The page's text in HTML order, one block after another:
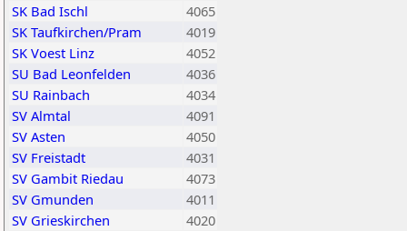
SK Bad Ischl
4065
SK Taufkirchen/Pram
4019
SK Voest Linz
4052
SU Bad Leonfelden
4036
SU Rainbach
4034
SV Almtal
4091
SV Asten
4050
SV Freistadt
4031
SV Gambit Riedau
4073
SV Gmunden
4011
SV Grieskirchen
4020